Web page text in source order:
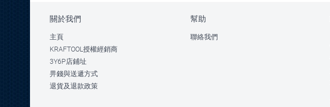
關於我們
主頁
KRAFTOOL授權經銷商
3Y6P店鋪址
畀錢與送遞方式
退貨及退款政策
幫助
聯絡我們